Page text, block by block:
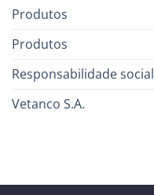
Produtos
Produtos
Responsabilidade social
Vetanco S.A.